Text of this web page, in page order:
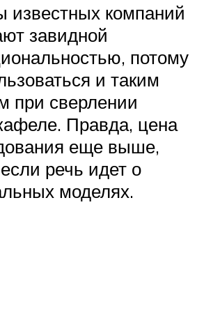
известных компаний
завидной
потому
и таким
при сверлении
Правда, цена
еще выше,
речь идет о
моделях.